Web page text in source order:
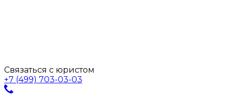
Связаться с юристом
+7 (499) 703-03-03